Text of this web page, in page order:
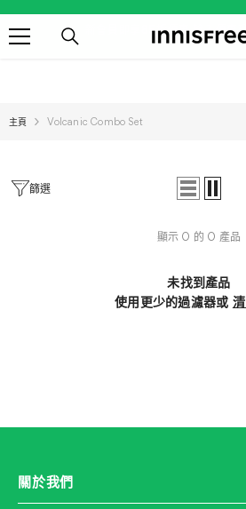
跳到內容
新會員即享85折優惠 輸入優惠
主頁 Volcanic Combo Set
篩選
顯示 0 的 0 產品
未找到產品
使用更少的過濾器或
關於我們